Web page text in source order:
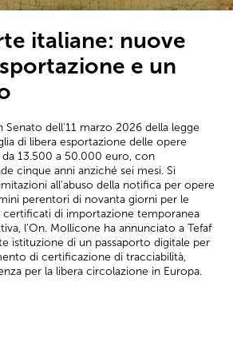
italiane: nuove
e un
Senato dell'11 marzo 2026 della legge
di libera esportazione delle opere
da 13.500 a 50.000 euro, con
cinque anni anziché sei mesi. Si
all'abuso della notifica per opere
perentori di novanta giorni per le
di importazione temporanea
l'On. Mollicone ha annunciato a Tefaf
istituzione di un passaporto digitale per
di certificazione di tracciabilità,
per la libera circolazione in Europa.